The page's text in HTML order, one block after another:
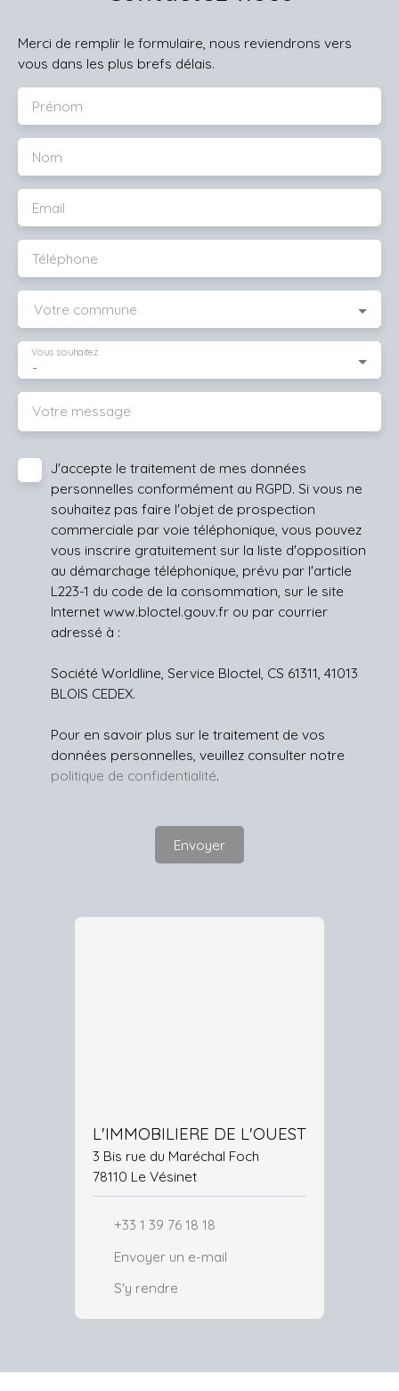
Merci de remplir le formulaire, nous reviendrons vers
vous dans les plus brefs délais.
Prénom
Nom
Email
Téléphone
Votre commune
-
Vous souhaitez
Votre message
J'accepte le traitement de mes données
personnelles conformément au RGPD. Si vous ne
souhaitez pas faire l'objet de prospection
commerciale par voie téléphonique, vous pouvez
vous inscrire gratuitement sur la liste d'opposition
au démarchage téléphonique, prévu par l'article
L223-1 du code de la consommation, sur le site
Internet www.bloctel.gouv.fr ou par courrier
adressé à :
Société Worldline, Service Bloctel, CS 61311, 41013
BLOIS CEDEX.
Pour en savoir plus sur le traitement de vos
données personnelles, veuillez consulter notre
politique de confidentialité.
Envoyer
L'IMMOBILIERE DE L'OUEST
3 Bis rue du Maréchal Foch
78110 Le Vésinet
+33 1 39 76 18 18
Envoyer un e-mail
S'y rendre